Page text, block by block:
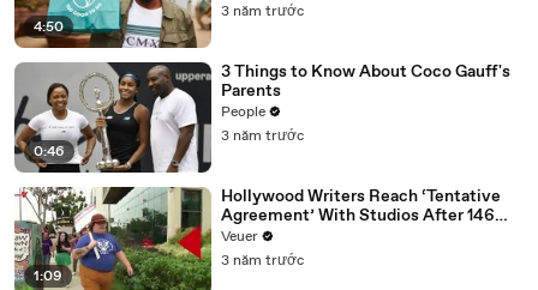
4:50
3 năm trước
0:46
3 Things to Know About Coco Gauff's
Parents
People
3 năm trước
1:09
Hollywood Writers Reach ‘Tentative
Agreement’ With Studios After 146
Day Strike
Veuer
3 năm trước